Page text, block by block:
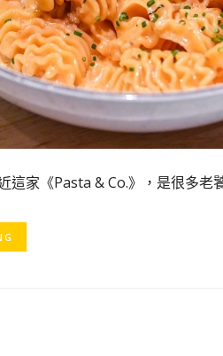
這家《Pasta & Co.》，是很多